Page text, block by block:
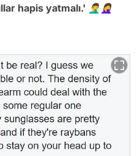
hapis yatmalı.' 🤦‍♂️🤦‍♀️